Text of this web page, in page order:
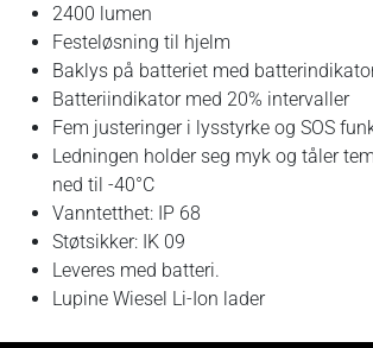
2400 lumen
Festeløsning til hjelm
Baklys på batteriet med
Batteriindikator med 20% intervaller
Fem justeringer i lysstyrke og SOS
Ledningen holder seg myk og tåler
ned til -40°C
Vanntetthet: IP 68
Støtsikker: IK 09
Leveres med batteri.
Lupine Wiesel Li-Ion lader